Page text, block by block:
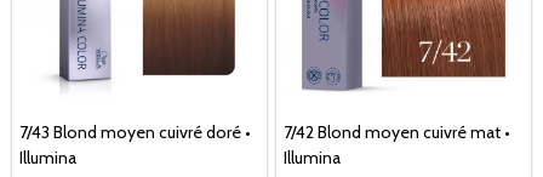
7/43 Blond moyen cuivré doré •
Illumina
7/42 Blond moyen cuivré mat •
Illumina